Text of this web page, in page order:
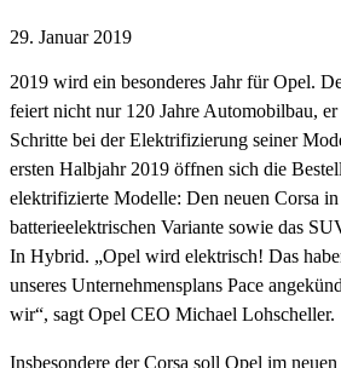
29. Januar 2019
2019 wird ein besonderes Jahr für Opel.
feiert nicht nur 120 Jahre Automobilbau,
Schritte bei der Elektrifizierung seiner
ersten Halbjahr 2019 öffnen sich die
elektrifizierte Modelle: Den neuen Corsa
batterieelektrischen Variante sowie das
In Hybrid. „Opel wird elektrisch! Das
unseres Unternehmensplans Pace
wir“, sagt Opel CEO Michael Lohscheller.
Insbesondere der Corsa soll Opel im